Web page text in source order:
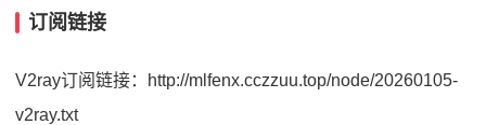
订阅链接
V2ray订阅链接：http://mlfenx.cczzuu.top/node/20260105-
v2ray.txt